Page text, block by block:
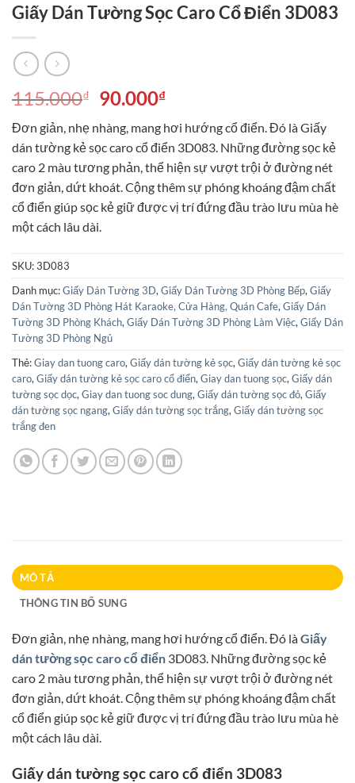
Giấy Dán Tường Sọc Caro Cổ Điển 3D083
115.000₫
Giá
là:
115.000₫.
90.000₫Giá
tại
là:
90.000₫.
Đơn giản, nhẹ nhàng, mang hơi hướng cổ điển. Đó là Giấy
dán tường kẻ sọc caro cổ điển 3D083. Những đường sọc kẻ
caro 2 màu tương phản, thể hiện sự vượt trội ở đường nét
đơn giản, dứt khoát. Cộng thêm sự phóng khoáng đậm chất
cổ điển giúp sọc kẻ giữ được vị trí đứng đầu trào lưu mùa hè
một cách lâu dài.
SKU:3D083
Danh mục:Giấy Dán Tường 3D, Giấy Dán Tường 3D Phòng Bếp, Giấy
Dán Tường 3D Phòng Hát Karaoke, Cửa Hàng, Quán Cafe, Giấy Dán
Tường 3D Phòng Khách, Giấy Dán Tường 3D Phòng Làm Việc, Giấy Dán
Tường 3D Phòng Ngủ
Thẻ:Giay dan tuong caro, Giấy dán tường kẻ sọc, Giấy dán tường kẻ sọc
caro, Giấy dán tường kẻ sọc caro cổ điển, Giay dan tuong sọc, Giấy dán
tường sọc dọc, Giay dan tuong soc dung, Giấy dán tường sọc đỏ, Giấy
dán tường sọc ngang, Giấy dán tường sọc trắng, Giấy dán tường sọc
trắng đen
MÔ TẢ
THÔNG TIN BỔ SUNG
Đơn giản, nhẹ nhàng, mang hơi hướng cổ điển. Đó làGiấy
dán tường sọc caro cổ điển 3D083. Những đường sọc kẻ
caro 2 màu tương phản, thể hiện sự vượt trội ở đường nét
đơn giản, dứt khoát. Cộng thêm sự phóng khoáng đậm chất
cổ điển giúp sọc kẻ giữ được vị trí đứng đầu trào lưu mùa hè
một cách lâu dài.
Giấy dán tường sọc caro cổ điển 3D083